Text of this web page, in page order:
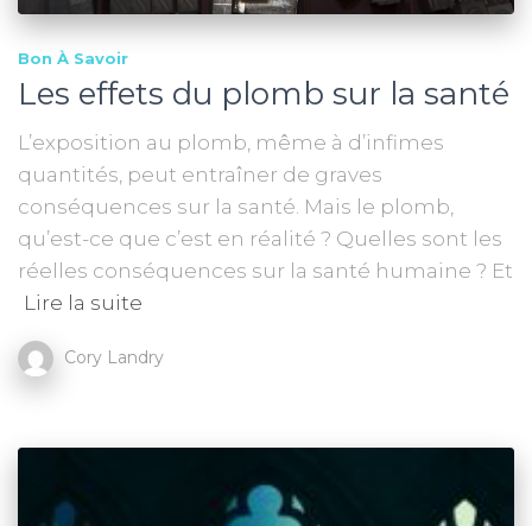
Bon À Savoir
Les effets du plomb sur la santé
L’exposition au plomb, même à d’infimes
quantités, peut entraîner de graves
conséquences sur la santé. Mais le plomb,
qu’est-ce que c’est en réalité ? Quelles sont les
réelles conséquences sur la santé humaine ? Et
Lire la suite
Cory Landry